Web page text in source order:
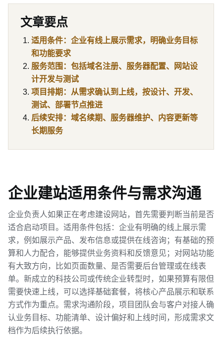
文章要点
适用条件：企业有线上展示需求，明确业务目标
和功能要求
服务范围：包括域名注册、服务器配置、网站设
计开发与测试
项目排期：从需求确认到上线，按设计、开发、
测试、部署节点推进
后续安排：域名续期、服务器维护、内容更新等
长期服务
企业建站适用条件与需求沟通
企业负责人如果正在考虑建设网站，首先需要判断当前是否
适合启动项目。适用条件包括：企业有明确的线上展示需
求，例如展示产品、发布信息或提供在线咨询；有基础的预
算和人力配合，能够提供业务资料和反馈意见；对网站功能
有大致方向，比如页面数量、是否需要后台管理或在线表
单。新成立的科技公司或传统企业转型时，如果预算有限但
需要快速上线，可以选择基础套餐，将核心产品展示和联系
方式作为重点。需求沟通阶段，项目团队会与客户对接人确
认业务目标、功能清单、设计偏好和上线时间，形成需求文
档作为后续执行依据。